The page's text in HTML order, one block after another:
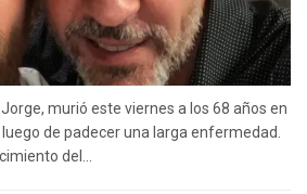
murió este viernes a los 68 años en
de padecer una larga enfermedad.
del...